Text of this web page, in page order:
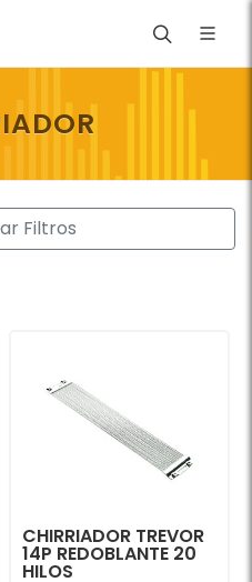
Filtros
CHIRRIADOR TREVOR
14P REDOBLANTE 20
HILOS